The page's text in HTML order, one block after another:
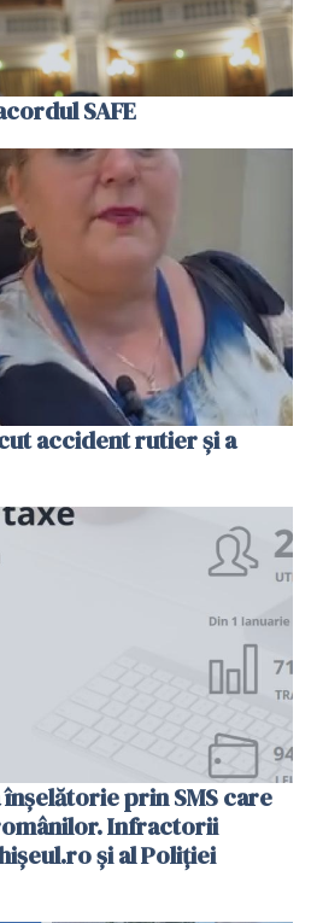
SAFE
accident rutier și a
prin SMS care
Infractorii
și al Poliției